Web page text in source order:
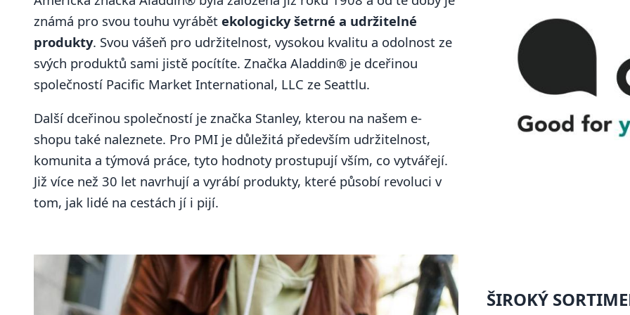
známá pro svou touhu vyrábět ekologicky šetrné a udržitelné
produkty. Svou vášeň pro udržitelnost, vysokou kvalitu a odolnost ze
svých produktů sami jistě pocítíte. Značka Aladdin® je dceřinou
společností Pacific Market International, LLC ze Seattlu.
Další dceřinou společností je značka Stanley, kterou na našem e-
shopu také naleznete. Pro PMI je důležitá především udržitelnost,
komunita a týmová práce, tyto hodnoty prostupují vším, co vytvářejí.
Již více než 30 let navrhují a vyrábí produkty, které působí revoluci v
tom, jak lidé na cestách jí i pijí.
ŠIROKÝ